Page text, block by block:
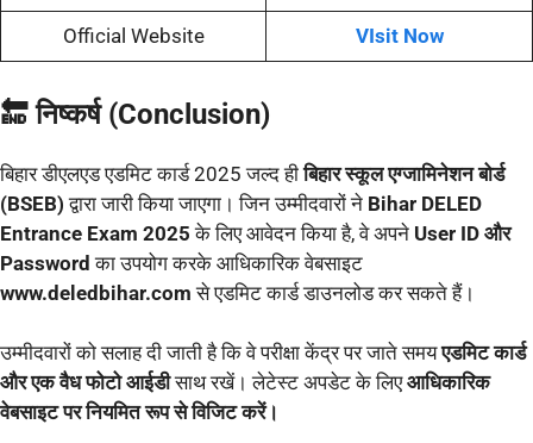
Official Website VIsit Now
🔚 निष्कर्ष (Conclusion)
बिहार डीएलएड एडमिट कार्ड 2025 जल्द हीबिहार स्कूल एग्जामिनेशन बोर्ड
(BSEB) द्वारा जारी किया जाएगा। जिन उम्मीदवारों ने Bihar DELED
Entrance Exam 2025 के लिए आवेदन किया है, वे अपने User ID और
Password का उपयोग करके आधिकारिक वेबसाइट
www.deledbihar.com से एडमिट कार्ड डाउनलोड कर सकते हैं।
उम्मीदवारों को सलाह दी जाती है कि वे परीक्षा केंद्र पर जाते समयएडमिट कार्ड
और एक वैध फोटो आईडीसाथ रखें। लेटेस्ट अपडेट के लिएआधिकारिक
वेबसाइट पर नियमित रूप से विजिट करें।